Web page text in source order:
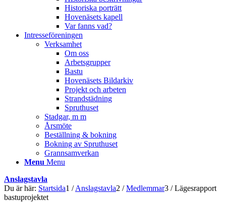
Historiska porträtt
Hovenäsets kapell
Var fanns vad?
Intresseföreningen
Verksamhet
Om oss
Arbetsgrupper
Bastu
Hovenäsets Bildarkiv
Projekt och arbeten
Strandstädning
Spruthuset
Stadgar, m m
Årsmöte
Beställning & bokning
Bokning av Spruthuset
Grannsamverkan
Menu Menu
Anslagstavla
Du är här: Startsida1 / Anslagstavla2 / Medlemmar3 / Lägesrapport
bastuprojektet